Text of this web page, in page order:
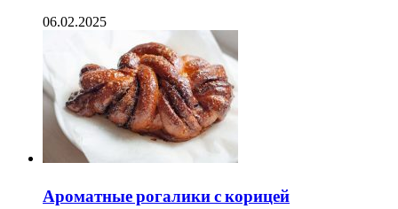
06.02.2025
Ароматные рогалики с корицей